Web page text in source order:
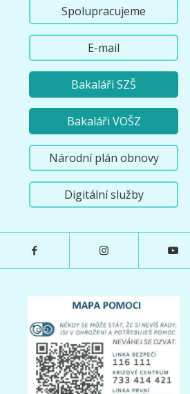
Spolupracujeme
E-mail
Bakaláři SZŠ
Bakaláři VOŠZ
Národní plán obnovy
Digitální služby